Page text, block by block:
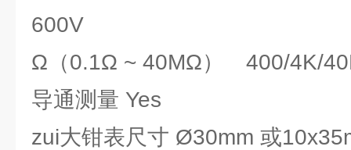
600V
Ω（0.1Ω ~ 40MΩ） 400/4K/
导通测量 Yes
zui大钳表尺寸 Ø30mm 或